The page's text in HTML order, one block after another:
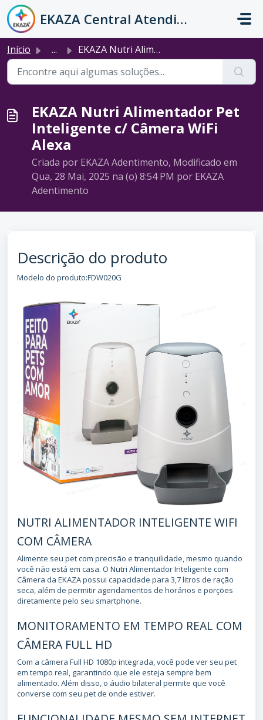
Ir para o conteúdo principal
EKAZA Central Atendimento
Início ... EKAZA Nutri Alimentador Pet Inteligente c/ Câmera WiFi Alexa
EKAZA Nutri Alimentador Pet
Inteligente c/ Câmera WiFi
Alexa
Criada por EKAZA Adentimento, Modificado em
Qua, 28 Mai, 2025 na (o) 8:54 PM por EKAZA
Adentimento
Descrição do produto
Modelo do produto:FDW020G
NUTRI ALIMENTADOR INTELIGENTE WIFI
COM CÂMERA
Alimente seu pet com precisão e tranquilidade, mesmo quando
você não está em casa. O Nutri Alimentador Inteligente com
Câmera da EKAZA possui capacidade para 3,7 litros de ração
seca, além de permitir agendamentos de horários e porções
diretamente pelo seu smartphone.
MONITORAMENTO EM TEMPO REAL COM
CÂMERA FULL HD
Com a câmera Full HD 1080p integrada, você pode ver seu pet
em tempo real, garantindo que ele esteja sempre bem
alimentado. Além disso, o áudio bilateral permite que você
converse com seu pet de onde estiver.